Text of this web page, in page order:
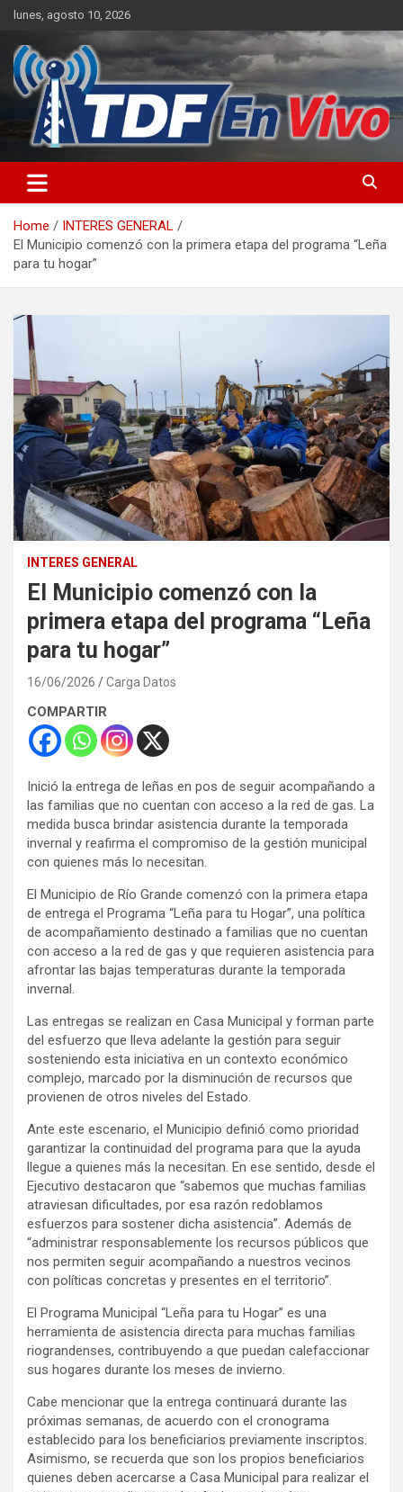
Skip
content
lunes, agosto 10, 2026
Home
INTERES GENERAL
El Municipio comenzó con la primera etapa del programa “Leña
para tu hogar”
INTERES GENERAL
El Municipio comenzó con la
primera etapa del programa “Leña
para tu hogar”
16/06/2026 Carga Datos
COMPARTIR
Inició la entrega de leñas en pos de seguir acompañando a
las familias que no cuentan con acceso a la red de gas. La
medida busca brindar asistencia durante la temporada
invernal y reafirma el compromiso de la gestión municipal
con quienes más lo necesitan.
El Municipio de Río Grande comenzó con la primera etapa
de entrega el Programa “Leña para tu Hogar”, una política
de acompañamiento destinado a familias que no cuentan
con acceso a la red de gas y que requieren asistencia para
afrontar las bajas temperaturas durante la temporada
invernal.
Las entregas se realizan en Casa Municipal y forman parte
del esfuerzo que lleva adelante la gestión para seguir
sosteniendo esta iniciativa en un contexto económico
complejo, marcado por la disminución de recursos que
provienen de otros niveles del Estado.
Ante este escenario, el Municipio definió como prioridad
garantizar la continuidad del programa para que la ayuda
llegue a quienes más la necesitan. En ese sentido, desde el
Ejecutivo destacaron que “sabemos que muchas familias
atraviesan dificultades, por esa razón redoblamos
esfuerzos para sostener dicha asistencia”. Además de
“administrar responsablemente los recursos públicos que
nos permiten seguir acompañando a nuestros vecinos
con políticas concretas y presentes en el territorio”.
El Programa Municipal “Leña para tu Hogar” es una
herramienta de asistencia directa para muchas familias
riograndenses, contribuyendo a que puedan calefaccionar
sus hogares durante los meses de invierno.
Cabe mencionar que la entrega continuará durante las
próximas semanas, de acuerdo con el cronograma
establecido para los beneficiarios previamente inscriptos.
Asimismo, se recuerda que son los propios beneficiarios
quienes deben acercarse a Casa Municipal para realizar el